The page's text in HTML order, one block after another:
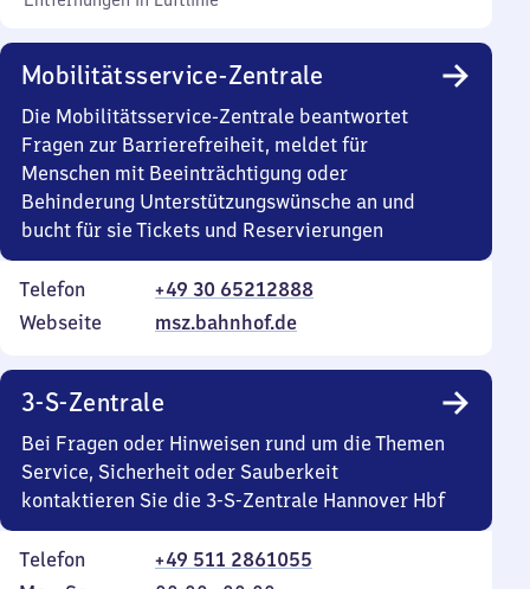
Mobilitätsservice-Zentrale
Die Mobilitätsservice-Zentrale beantwortet
Fragen zur Barrierefreiheit, meldet für
Menschen mit Beeinträchtigung oder
Behinderung Unterstützungswünsche an und
bucht für sie Tickets und Reservierungen
Telefon
+49 30 65212888
Webseite
msz.bahnhof.de
3-S-Zentrale
Bei Fragen oder Hinweisen rund um die Themen
Service, Sicherheit oder Sauberkeit
kontaktieren Sie die 3-S-Zentrale Hannover Hbf
Telefon
+49 511 2861055